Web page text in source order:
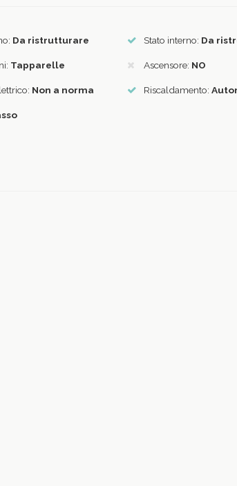
Da ristrutturare Stato interno: Da
Tapparelle Ascensore: NO
Non a norma Riscaldamento: